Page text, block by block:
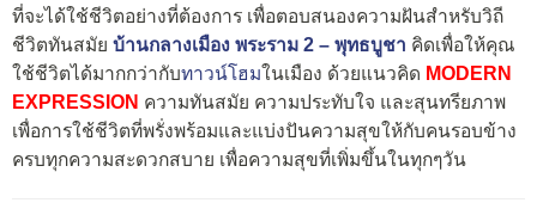
ที่จะได้ใช้ชีวิตอย่างที่ต้องการ เพื่อตอบสนองความฝันสำหรับวิถี
ชีวิตทันสมัย บ้านกลางเมือง พระราม 2 – พุทธบูชา คิดเพื่อให้คุณ
ใช้ชีวิตได้มากกว่ากับทาวน์โฮมในเมือง ด้วยแนวคิด MODERN
EXPRESSION ความทันสมัย ความประทับใจ และสุนทรียภาพ
เพื่อการใช้ชีวิตที่พรั่งพร้อมและแบ่งปันความสุขให้กับคนรอบข้าง
ครบทุกความสะดวกสบาย เพื่อความสุขที่เพิ่มขึ้นในทุกๆวัน